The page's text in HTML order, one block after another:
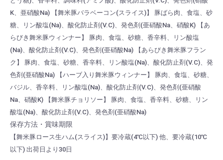
K、亜硝酸Na) 【舞米豚バラベーコン(スライス)】 豚ばら肉、食塩、砂
糖、リン酸塩(Na)、酸化防止剤(V.C)、発色剤(亜硝酸Na、硝酸K) 【あ
らびき舞米豚ウィンナー】 豚肉、食塩、砂糖、香辛料、リン酸塩
(Na)、酸化防止剤(V.C)、発色剤(亜硝酸Na) 【あらびき舞米豚フラン
ク】 豚肉、食塩、砂糖、香辛料、リン酸塩(Na)、酸化防止剤(V.C)、発
色剤(亜硝酸Na) 【ハーブ入り舞米豚ウィンナー】 豚肉、食塩、砂糖、
バジル、香辛料、リン酸塩(Na)、酸化防止剤(V.C)、発色剤(亜硝酸
Na、硝酸K) 【舞米豚チョリソー】 豚肉、食塩、香辛料、砂糖、リン
酸塩(Na)、酸化防止剤(V.C)、発色剤(亜硝酸Na)
保存方法・賞味期限
【舞米豚ロース生ハム(スライス)】要冷蔵(4℃以下) 他、要冷蔵(10℃
以下) 出荷日より30日